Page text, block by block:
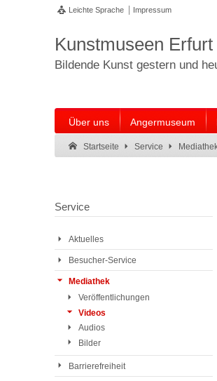
Leichte Sprache Impressum
Kunstmuseen Erfurt
Bildende Kunst gestern und
Über uns Angermuseum
Startseite Service
Suche:
Suche Ende.
Service
Aktuelles
Besucher-Service
Mediathek
Veröffentlichungen
Videos
Audios
Bilder
Barrierefreiheit